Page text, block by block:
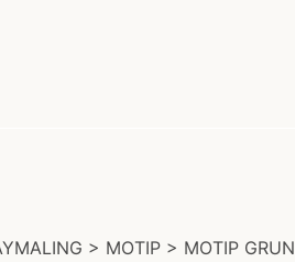
> MOTIP > MOTIP